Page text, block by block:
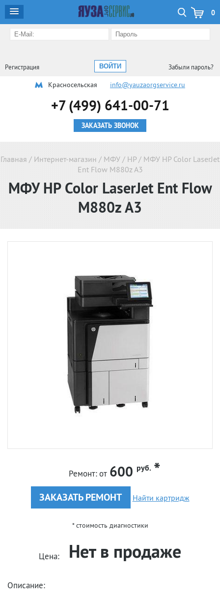
0
Забыли пароль?
Регистрация
Красносельская info@yauzaorgservice.ru
+7 (499) 641-00-71
ЗАКАЗАТЬ ЗВОНОК
Главная / Интернет-магазин / МФУ / HP / МФУ HP Color LaserJet
Ent Flow M880z A3
МФУ HP Color LaserJet Ent Flow
M880z A3
Ремонт:от 600 руб.
ЗАКАЗАТЬ РЕМОНТ Найти картридж
* стоимость диагностики
Цена: Нет в продаже
Описание: